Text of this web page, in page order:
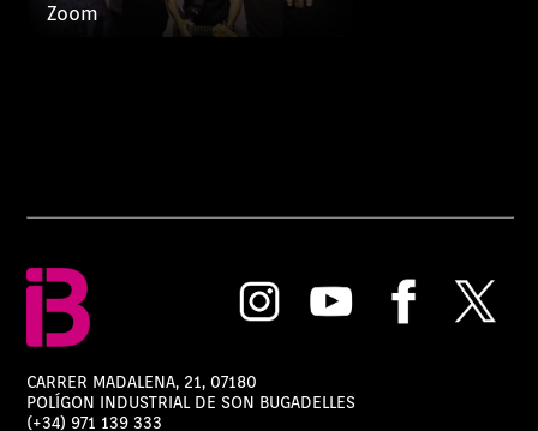
Zoom
CARRER MADALENA, 21, 07180
POLÍGON INDUSTRIAL DE SON BUGADELLES
(+34) 971 139 333